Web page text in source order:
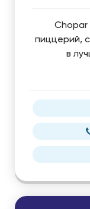
Chopar
пиццерий,
в